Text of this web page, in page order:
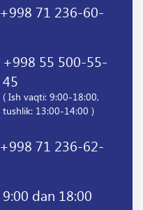
+998 71 236-60-
+998 55 500-55-
45
( Ish vaqti: 9:00-18:00,
tushlik: 13:00-14:00 )
+998 71 236-62-
9:00 dan 18:00